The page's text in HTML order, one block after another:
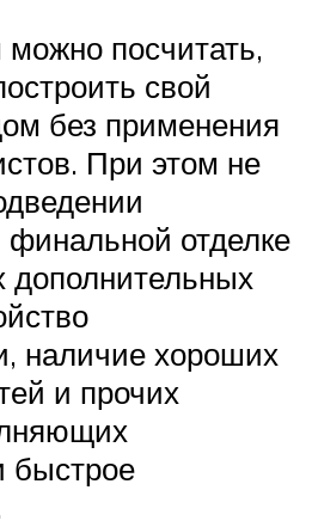
посчитать,
свой
без применения
При этом не
отделке
наличие хороших
и прочих
быстрое